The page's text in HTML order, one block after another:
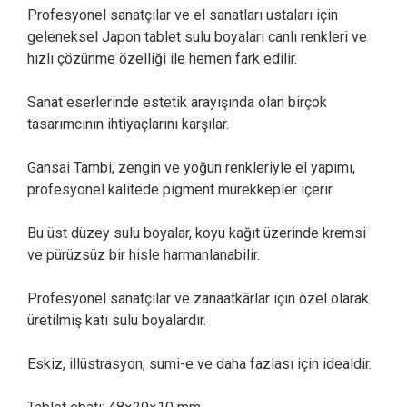
Profesyonel sanatçılar ve el sanatları ustaları için
geleneksel Japon tablet sulu boyaları canlı renkleri ve
hızlı çözünme özelliği ile hemen fark edilir.
Sanat eserlerinde estetik arayışında olan birçok
tasarımcının ihtiyaçlarını karşılar.
Gansai Tambi, zengin ve yoğun renkleriyle el yapımı,
profesyonel kalitede pigment mürekkepler içerir.
Bu üst düzey sulu boyalar, koyu kağıt üzerinde kremsi
ve pürüzsüz bir hisle harmanlanabilir.
Profesyonel sanatçılar ve zanaatkârlar için özel olarak
üretilmiş katı sulu boyalardır.
Eskiz, illüstrasyon, sumi-e ve daha fazlası için idealdir.